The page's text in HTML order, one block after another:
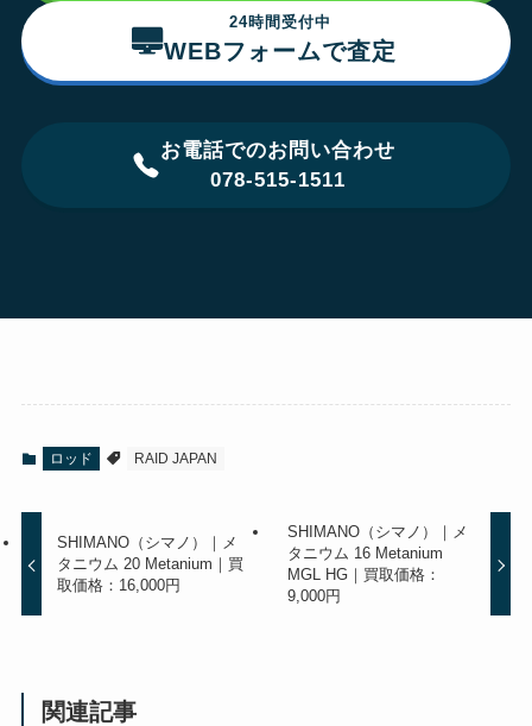
24時間受付中
WEBフォームで査定
お電話でのお問い合わせ
078-515-1511
ロッド RAID JAPAN
SHIMANO（シマノ）｜メ
タニウム 20 Metanium｜買
取価格：16,000円
SHIMANO（シマノ）｜メ
タニウム 16 Metanium
MGL HG｜買取価格：
9,000円
関連記事